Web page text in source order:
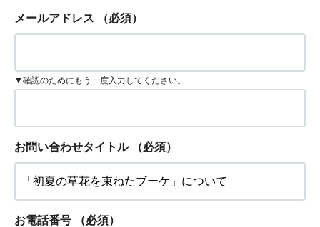
メールアドレス （必須）
▼確認のためにもう一度入力してください。
お問い合わせタイトル （必須）
お電話番号 （必須）